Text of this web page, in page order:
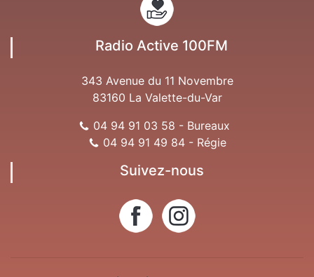
Radio Active 100FM
343 Avenue du 11 Novembre
83160 La Valette-du-Var
04 94 91 03 58 - Bureaux
04 94 91 49 84 - Régie
Suivez-nous